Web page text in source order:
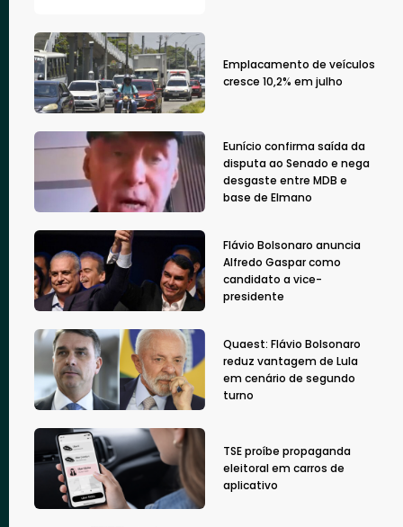
Emplacamento de veículos
cresce 10,2% em julho
Eunício confirma saída da
disputa ao Senado e nega
desgaste entre MDB e
base de Elmano
Flávio Bolsonaro anuncia
Alfredo Gaspar como
candidato a vice-
presidente
Quaest: Flávio Bolsonaro
reduz vantagem de Lula
em cenário de segundo
turno
TSE proíbe propaganda
eleitoral em carros de
aplicativo